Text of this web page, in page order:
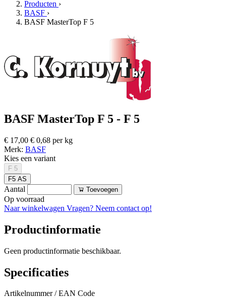
Producten ›
BASF ›
BASF MasterTop F 5
BASF MasterTop F 5 - F 5
€ 17,00 € 0,68 per kg
Merk: BASF
Kies een variant
F 5
F5 AS
Aantal Toevoegen
Op voorraad
Naar winkelwagen Vragen? Neem contact op!
Productinformatie
Geen productinformatie beschikbaar.
Specificaties
Artikelnummer / EAN Code